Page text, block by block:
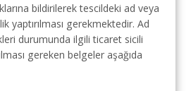
bildirilerek tescildeki ad veya
yaptırılması gerekmektedir. Ad
durumunda ilgili ticaret sicili
gereken belgeler aşağıda